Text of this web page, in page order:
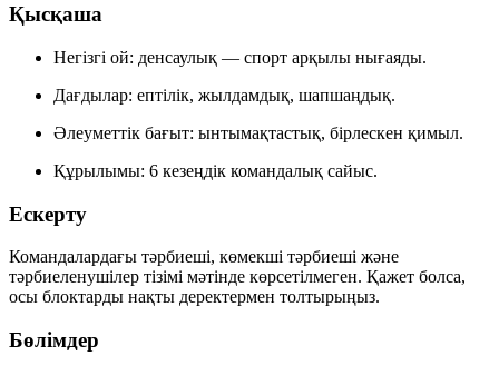
Қысқаша
Негізгі ой: денсаулық — спорт арқылы нығаяды.
Дағдылар: ептілік, жылдамдық, шапшаңдық.
Әлеуметтік бағыт: ынтымақтастық, бірлескен қимыл.
Құрылымы: 6 кезеңдік командалық сайыс.
Ескерту
Командалардағы тәрбиеші, көмекші тәрбиеші және
тәрбиеленушілер тізімі мәтінде көрсетілмеген. Қажет болса,
осы блоктарды нақты деректермен толтырыңыз.
Бөлімдер